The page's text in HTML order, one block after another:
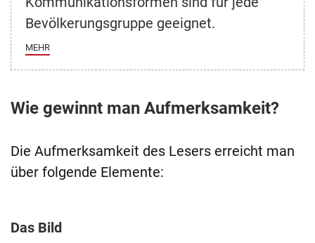
Bevölkerungsgruppe geeignet.
MEHR
Wie gewinnt man Aufmerksamkeit?
Die Aufmerksamkeit des Lesers erreicht man
über folgende Elemente:
Das Bild